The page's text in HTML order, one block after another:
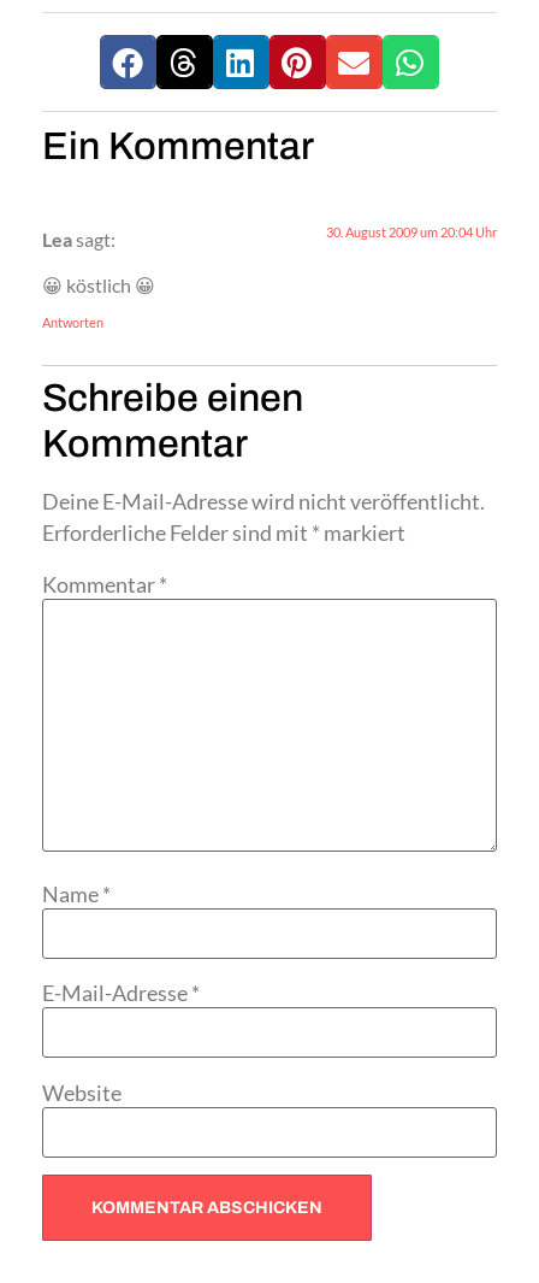
Ein Kommentar
Leasagt: 30. August 2009 um 20:04 Uhr
😀 köstlich 😀
Antworten
Schreibe einen
Kommentar
Deine E-Mail-Adresse wird nicht veröffentlicht.
Erforderliche Felder sind mit * markiert
Kommentar*
Name*
E-Mail-Adresse*
Website